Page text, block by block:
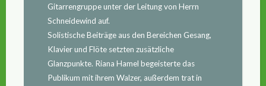
Gitarrengruppe unter der Leitung von Herrn
Schneidewind auf.
Solistische Beiträge aus den Bereichen Gesang,
Klavier und Flöte setzten zusätzliche
Glanzpunkte. Riana Hamel begeisterte das
Publikum mit ihrem Walzer, außerdem trat in